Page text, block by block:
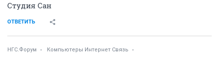
Студия Сан
ОТВЕТИТЬ
НГС.Форум Компьютеры Интернет Связь